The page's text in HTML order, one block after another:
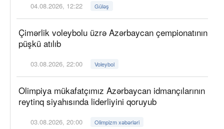
04.08.2026, 12:22 Güləş
Çimərlik voleybolu üzrə Azərbaycan çempionatının
püşkü atılıb
03.08.2026, 22:00 Voleybol
Olimpiya mükafatçımız Azərbaycan idmançılarının
reytinq siyahısında liderliyini qoruyub
03.08.2026, 20:00 Olimpizm xəbərləri